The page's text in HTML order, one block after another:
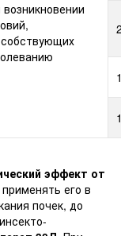
возникновении
эффект от
его в
почек, до